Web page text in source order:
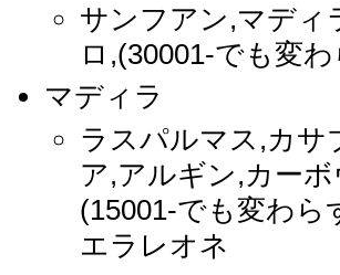
サンフアン,マディ
ロ,(30001-でも変
マディラ
ラスパルマス,カサ
ア,アルギン,カー
(15001-でも変わら
エラレオネ